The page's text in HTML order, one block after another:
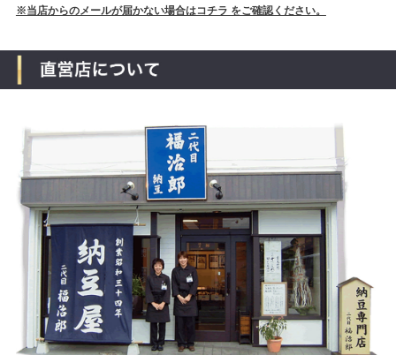
※当店からのメールが届かない場合はコチラ をご確認ください。